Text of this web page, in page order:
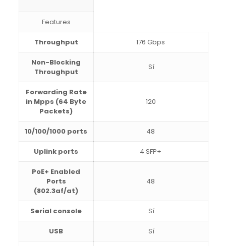
Features
Throughput 176 Gbps
Non-Blocking
Throughput
Sí
Forwarding Rate
in Mpps (64 Byte
Packets)
120
10/100/1000 ports 48
Uplink ports 4 SFP+
PoE+ Enabled
Ports
(802.3af/at)
48
Serial console Sí
USB Sí